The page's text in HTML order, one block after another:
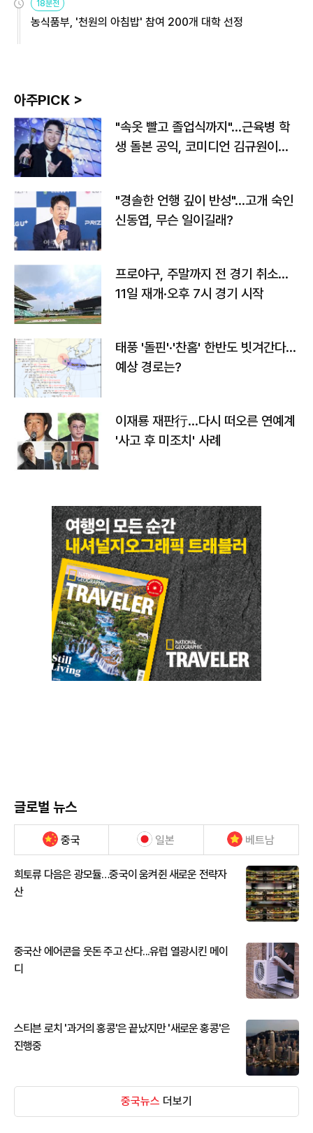
18분전
농식품부, '천원의 아침밥' 참여 200개 대학 선정
아주PICK >
"속옷 빨고 졸업식까지"…근육병 학
생 돌본 공익, 코미디언 김규원이었
"경솔한 언행 깊이 반성"…고개 숙인
신동엽, 무슨 일이길래?
프로야구, 주말까지 전 경기 취소…
11일 재개·오후 7시 경기 시작
태풍 '돌핀'·'찬홈' 한반도 빗겨간다…
예상 경로는?
이재룡 재판行…다시 떠오른 연예계
'사고 후 미조치' 사례
글로벌 뉴스
중국 일본 베트남
희토류 다음은 광모듈…중국이 움켜쥔 새로운 전략자
산
중국산 에어콘을 웃돈 주고 산다...유럽 열광시킨 메이
디
스티븐 로치 '과거의 홍콩'은 끝났지만 '새로운 홍콩'은
진행중
중국뉴스 더보기